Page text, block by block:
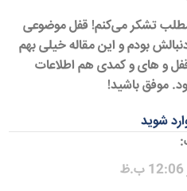
مطلب تشکر می‌کنم! قفل موضوعی
بودم و این مقاله خیلی بهم
و های و کمدی هم اطلاعات
موفق باشید!
شوید